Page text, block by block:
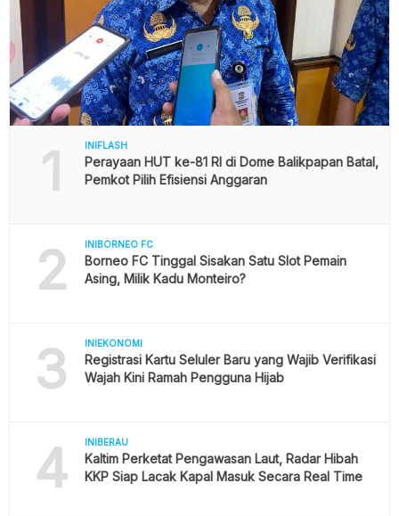
1 INIFLASH
Perayaan HUT ke-81 RI di Dome Balikpapan Batal,
Pemkot Pilih Efisiensi Anggaran
2 INIBORNEO FC
Borneo FC Tinggal Sisakan Satu Slot Pemain
Asing, Milik Kadu Monteiro?
3 INIEKONOMI
Registrasi Kartu Seluler Baru yang Wajib Verifikasi
Wajah Kini Ramah Pengguna Hijab
4 INIBERAU
Kaltim Perketat Pengawasan Laut, Radar Hibah
KKP Siap Lacak Kapal Masuk Secara Real Time